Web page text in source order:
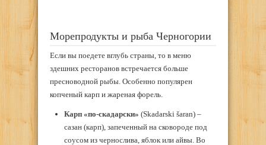
Морепродукты и рыба Черногории
Если вы поедете вглубь страны, то в меню
здешних ресторанов встречается больше
пресноводной рыбы. Особенно популярен
копченый карп и жареная форель.
Карп «по-скадарски» (Skadarski šaran) –
сазан (карп), запеченный на сковороде под
соусом из чернослива, яблок или айвы. Во